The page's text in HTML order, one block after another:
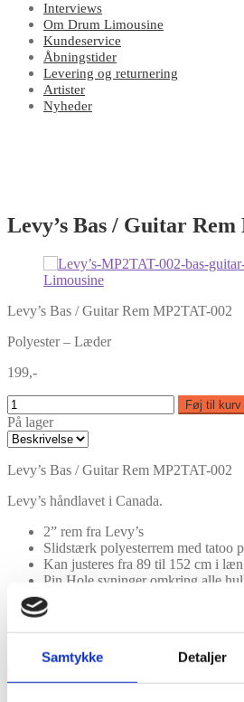
Samtykke Detaljer
Interviews
Om Drum Limousine
Kundeservice
Åbningstider
Levering og returnering
Artister
Nyheder
Levy’s Bas / Guitar Rem
Levy’s Bas / Guitar Rem MP2TAT-002
Polyester – Læder
199,-
Føj til kurv
På lager
Levy’s Bas / Guitar Rem MP2TAT-002
Levy’s håndlavet i Canada.
2” rem fra Levy’s
Slidstærk polyesterrem med tatoo
Kan justeres fra 89 til 152 cm i
Pin Hole syninger omkring alle
Features